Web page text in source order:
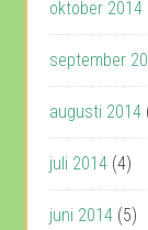
oktober 2014
september
augusti 2014
juli 2014 (4)
juni 2014 (5)